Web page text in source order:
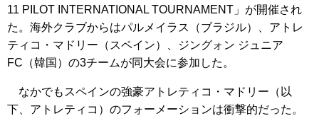
11 PILOT INTERNATIONAL TOURNAMENT」が開催され
た。海外クラブからはパルメイラス（ブラジル）、アトレ
ティコ・マドリー（スペイン）、ジングォン ジュニア
FC（韓国）の3チームが同大会に参加した。
なかでもスペインの強豪アトレティコ・マドリー（以
下、アトレティコ）のフォーメーションは衝撃的だった。